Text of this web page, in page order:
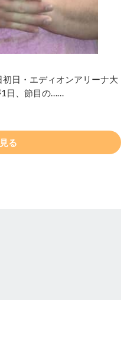
日・エディオンアリーナ大
1日、節目の……
る